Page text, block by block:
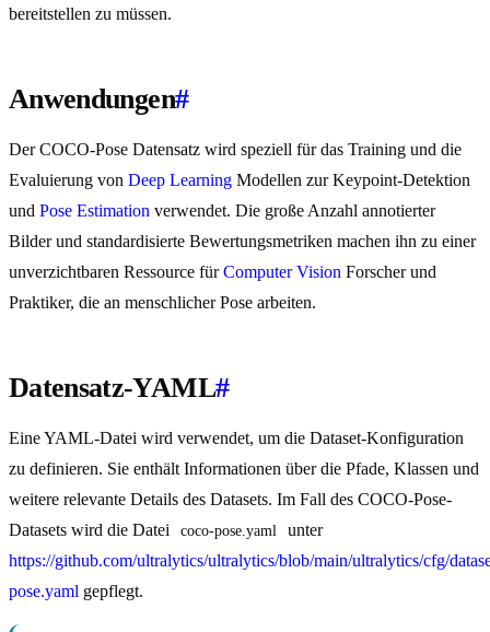
bereitstellen zu müssen.
Anwendungen#
Der COCO-Pose Datensatz wird speziell für das Training und die
Evaluierung von Deep Learning Modellen zur Keypoint-Detektion
und Pose Estimation verwendet. Die große Anzahl annotierter
Bilder und standardisierte Bewertungsmetriken machen ihn zu einer
unverzichtbaren Ressource fürComputer Vision Forscher und
Praktiker, die an menschlicher Pose arbeiten.
Datensatz-YAML#
Eine YAML-Datei wird verwendet, um die Dataset-Konfiguration
zu definieren. Sie enthält Informationen über die Pfade, Klassen und
weitere relevante Details des Datasets. Im Fall des COCO-Pose-
Datasets wird die Datei
coco-pose.yaml
unter
https://github.com/ultralytics/ultralytics/blob/main/ultralytics/cfg/
pose.yaml gepflegt.